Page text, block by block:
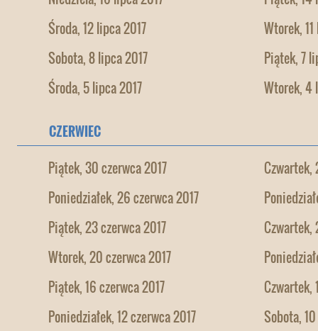
Środa, 12 lipca 2017
Wtorek,
Sobota, 8 lipca 2017
Piątek, 7
Środa, 5 lipca 2017
Wtorek, 4
CZERWIEC
Piątek, 30 czerwca 2017
Czwartek,
Poniedziałek, 26 czerwca 2017
Piątek, 23 czerwca 2017
Czwartek,
Wtorek, 20 czerwca 2017
Piątek, 16 czerwca 2017
Czwartek,
Poniedziałek, 12 czerwca 2017
Sobota,